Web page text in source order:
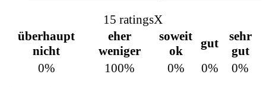
15 ratingsX
überhaupt
nicht
eher
weniger
soweit
ok
gut
sehr
gut
0%
100% 0% 0% 0%